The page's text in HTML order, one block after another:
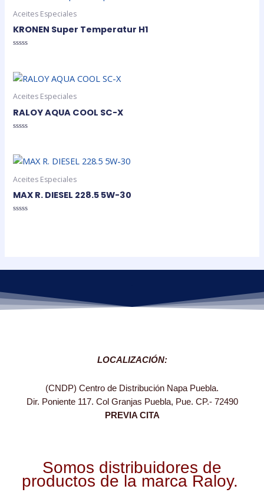
Aceites Especiales
KRONEN Super Temperatur H1
de
5
Aceites Especiales
RALOY AQUA COOL SC-X
de
5
Aceites Especiales
MAX R. DIESEL 228.5 5W-30
LOCALIZACIÓN:
(CNDP) Centro de Distribución Napa Puebla.
Dir. Poniente 117. Col Granjas Puebla, Pue. CP.- 72490
PREVIA CITA
Somos distribuidores de
productos de la marca Raloy.